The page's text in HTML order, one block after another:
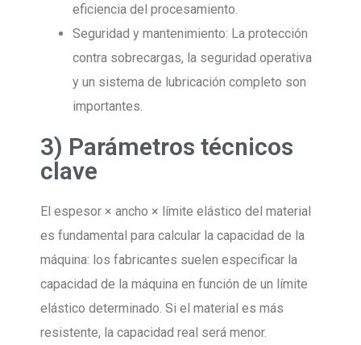
eficiencia del procesamiento.
Seguridad y mantenimiento: La protección
contra sobrecargas, la seguridad operativa
y un sistema de lubricación completo son
importantes.
3) Parámetros técnicos
clave
El espesor × ancho × límite elástico del material
es fundamental para calcular la capacidad de la
máquina: los fabricantes suelen especificar la
capacidad de la máquina en función de un límite
elástico determinado. Si el material es más
resistente, la capacidad real será menor.